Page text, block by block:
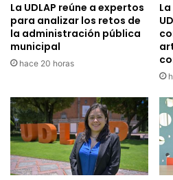
La UDLAP reúne a expertos
para analizar los retos de
la administración pública
municipal
hace 20 horas